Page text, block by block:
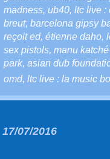
madness, ub40, ltc live :
breut, barcelona gipsy
reçoit ed, étienne daho,
sex pistols, manu
park, asian dub
omd, ltc live : la music
17/07/2016